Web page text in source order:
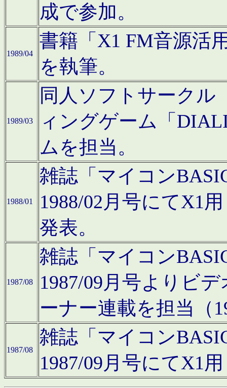
成で参加。
1989/04
書籍「X1 FM音源活
を執筆。
1989/03
同人ソフトサークル
ィングゲーム「
ムを担当。
1988/01
雑誌「マイコン
1988/02月号にてX1
発表。
1987/08
雑誌「マイコン
1987/09月号よりビ
ーナー連載を担当（
1987/08
雑誌「マイコン
1987/09月号にてX1